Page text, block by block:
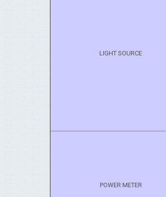
LIGHT SOURCE
POWER METER